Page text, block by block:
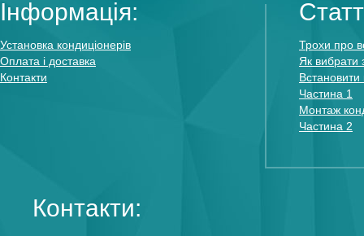
Інформація:
Установка кондиціонерів
Оплата і доставка
Контакти
Трохи про
Як вибрати
Встановити
Частина 1
Монтаж
Частина 2
Контакти: